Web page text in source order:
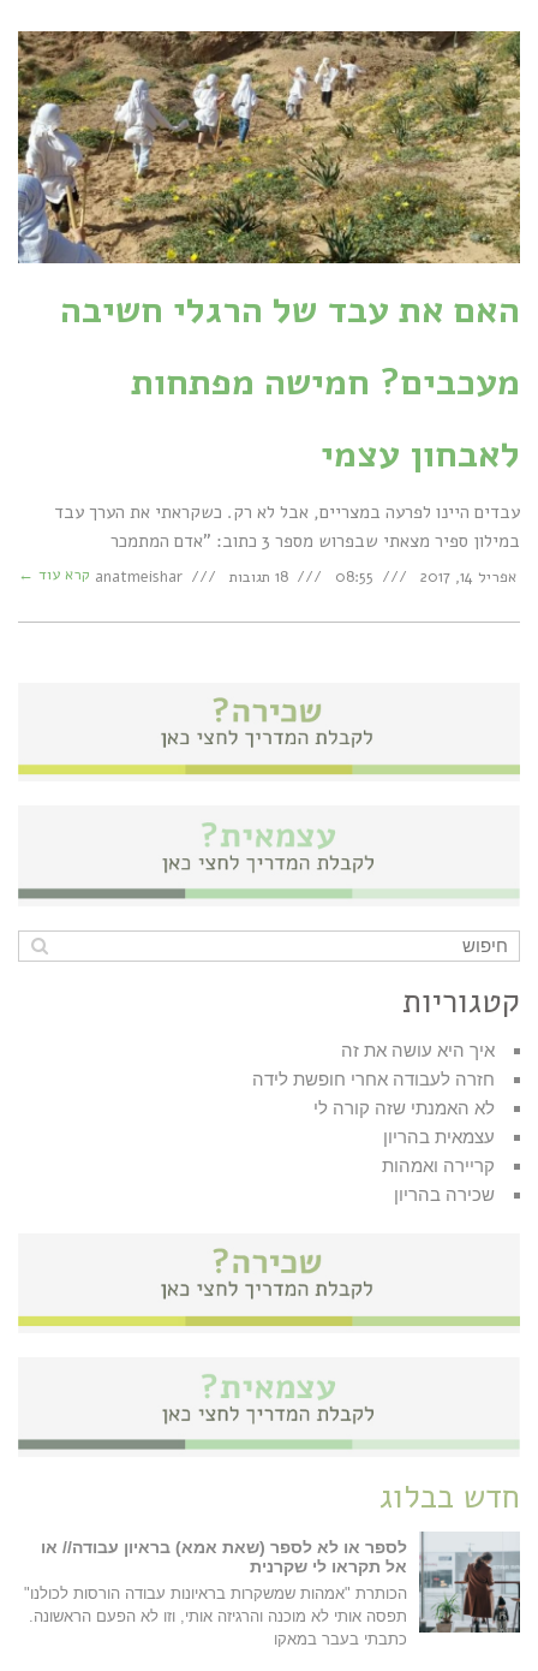
האם את עבד של הרגלי חשיבה
מעכבים? חמישה מפתחות
לאבחון עצמי
עבדים היינו לפרעה במצריים, אבל לא רק. כשקראתי את הערך עבד
במילון ספיר מצאתי שבפרוש מספר 3 כתוב: "אדם המתמכר
אפריל 14, 2017 08:55 18 תגובות anatmeishar קרא עוד ←
קטגוריות
איך היא עושה את זה
חזרה לעבודה אחרי חופשת לידה
לא האמנתי שזה קורה לי
עצמאית בהריון
קריירה ואמהות
שכירה בהריון
חדש בבלוג
לספר או לא לספר (שאת אמא) בראיון עבודה// או
אל תקראו לי שקרנית
הכותרת "אמהות שמשקרות בראיונות עבודה הורסות לכולנו"
תפסה אותי לא מוכנה והרגיזה אותי, וזו לא הפעם הראשונה.
כתבתי בעבר במאקו